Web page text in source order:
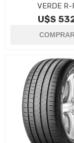
VERDE R-
U$S